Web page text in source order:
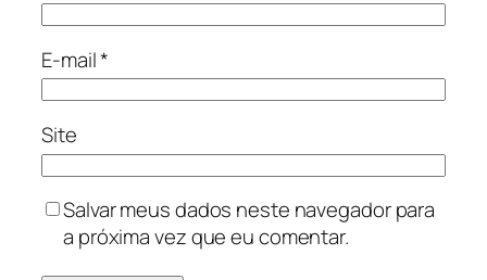
E-mail*
Site
Salvar meus dados neste navegador para
a próxima vez que eu comentar.